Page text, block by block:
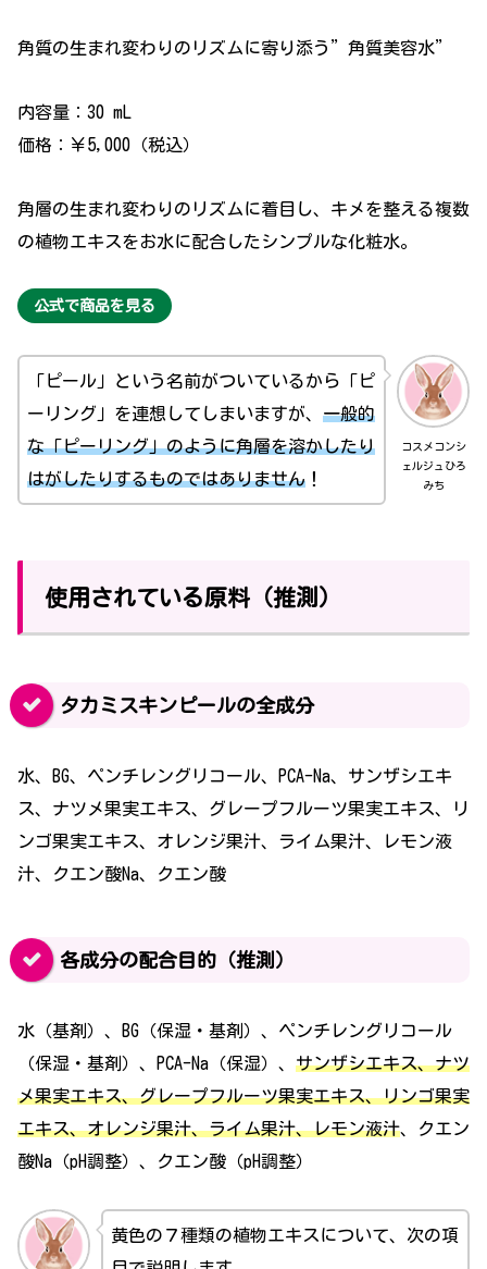
角質の生まれ変わりのリズムに寄り添う”角質美容水”
内容量：30 mL
価格：￥5,000（税込）
角層の生まれ変わりのリズムに着目し、キメを整える複数
の植物エキスをお水に配合したシンプルな化粧水。
公式で商品を見る
コスメコンシ
ェルジュひろ
みち
「ピール」という名前がついているから「ピ
ーリング」を連想してしまいますが、 一般的
な「ピーリング」のように角層を溶かしたり
はがしたりするものではありません ！
使用されている原料（推測）
タカミスキンピールの全成分
水、BG、ペンチレングリコール、PCA-Na、サンザシエキ
ス、ナツメ果実エキス、グレープフルーツ果実エキス、リ
ンゴ果実エキス、オレンジ果汁、ライム果汁、レモン液
汁、クエン酸Na、クエン酸
各成分の配合目的（推測）
水（基剤）、BG（保湿・基剤）、ペンチレングリコール
（保湿・基剤）、PCA-Na（保湿）、 サンザシエキス、ナツ
メ果実エキス、グレープフルーツ果実エキス、リンゴ果実
エキス、オレンジ果汁、ライム果汁、レモン液汁、クエン
酸Na（pH調整）、クエン酸（pH調整）
黄色の７種類の植物エキスについて、次の項